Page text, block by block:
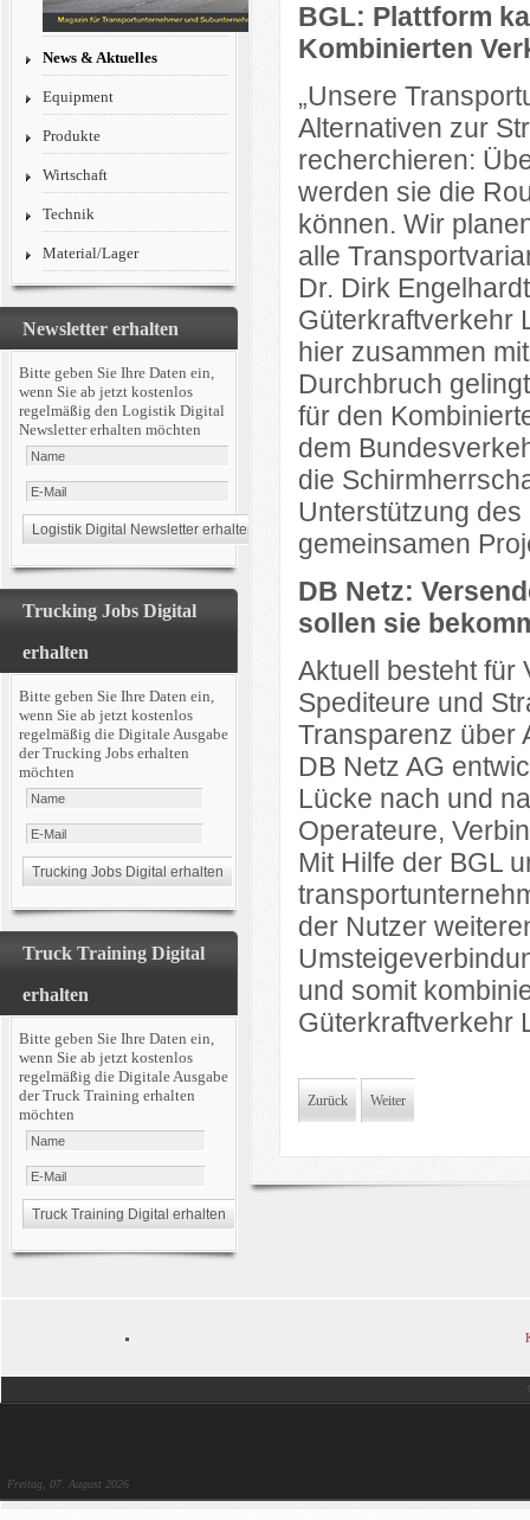
News & Aktuelles
Equipment
Produkte
Wirtschaft
Technik
Material/Lager
Newsletter erhalten
Bitte geben Sie Ihre Daten ein,
wenn Sie ab jetzt kostenlos
regelmäßig den Logistik Digital
Newsletter erhalten möchten
Trucking Jobs Digital
erhalten
Bitte geben Sie Ihre Daten ein,
wenn Sie ab jetzt kostenlos
regelmäßig die Digitale Ausgabe
der Trucking Jobs erhalten
möchten
Truck Training Digital
erhalten
Bitte geben Sie Ihre Daten ein,
wenn Sie ab jetzt kostenlos
regelmäßig die Digitale Ausgabe
der Truck Training erhalten
möchten
BGL: Plattform
Kombinierten
„Unsere
Alternativen zur
recherchieren:
werden sie die
können. Wir
alle
Dr. Dirk
Güterkraftverkehr
hier zusammen
Durchbruch
für den
dem
die
Unterstützung
gemeinsamen
DB Netz:
sollen sie
Aktuell besteht für
Spediteure und
Transparenz über
DB Netz AG
Lücke nach und
Operateure,
Mit Hilfe der BGL
der Nutzer
und somit
Güterkraftverkehr
Zurück Weiter
Freitag, 07. August 2026